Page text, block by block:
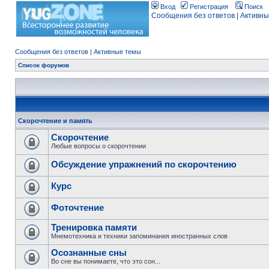
Вход Регистрация Поиск
Сообщения без ответов
Сообщения без ответов | Активные темы
Список форумов
Скорочтение и память
Скорочтение
Любые вопросы о скорочтении
Обсуждение упражнений по скорочтению
Курс
Фоточтение
Тренировка памяти
Мнемотехника и техники запоминания иностранных слов
Осознанные сны
Во сне вы понимаете, что это сон...